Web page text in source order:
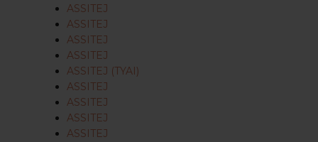
ASSITEJ
ASSITEJ
ASSITEJ
ASSITEJ
ASSITEJ (TYAI)
ASSITEJ
ASSITEJ
ASSITEJ
ASSITEJ